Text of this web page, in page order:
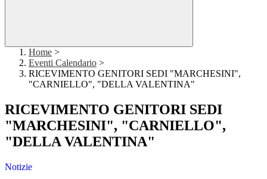
Home >
Eventi Calendario >
RICEVIMENTO GENITORI SEDI "MARCHESINI",
"CARNIELLO", "DELLA VALENTINA"
RICEVIMENTO GENITORI SEDI
"MARCHESINI", "CARNIELLO",
"DELLA VALENTINA"
Notizie